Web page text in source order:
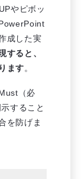
やピボッ
成した実
すると、
ます。
（必
すること
を防げま